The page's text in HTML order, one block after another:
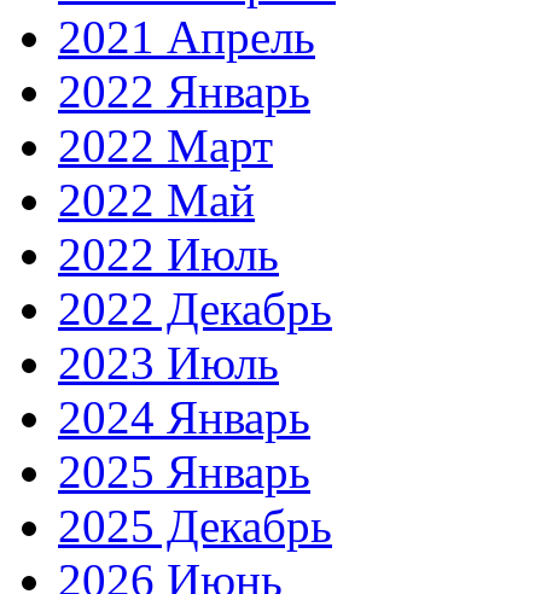
2021 Апрель
2022 Январь
2022 Март
2022 Май
2022 Июль
2022 Декабрь
2023 Июль
2024 Январь
2025 Январь
2025 Декабрь
2026 Июнь